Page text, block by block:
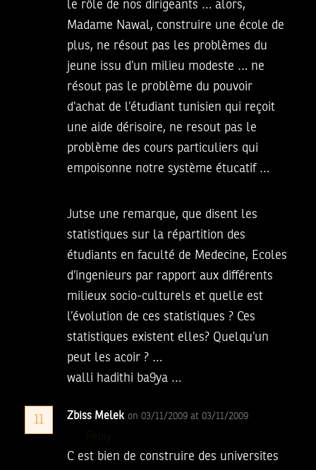
le rôle de nos dirigeants … alors,
Madame Nawal, construire une école de
plus, ne résout pas les problèmes du
jeune issu d’un milieu modeste … ne
résout pas le problème du pouvoir
d’achat de l’étudiant tunisien qui reçoit
une aide dérisoire, ne resout pas le
problème des cours particuliers qui
empoisonne notre système étucatif …
Jutse une remarque, que disent les
statistiques sur la répartition des
étudiants en faculté de Medecine, Ecoles
d’ingenieurs par rapport aux différents
milieux socio-culturels et quelle est
l’évolution de ces statistiques ? Ces
statistiques existent elles? Quelqu’un
peut les acoir ? …
walli hadithi ba9ya …
11 Zbiss Melek on 03/11/2009 at 03/11/2009
C est bien de construire des universites